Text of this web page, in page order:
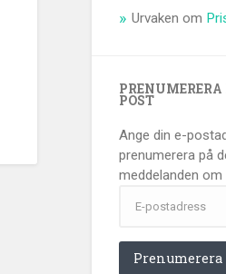
Urvaken om
PRENUMERERA
POST
Ange din e-
prenumerera på
meddelanden
postadress
Prenumerera